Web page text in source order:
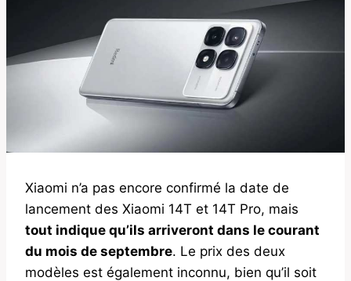
Xiaomi n’a pas encore confirmé la date de
lancement des Xiaomi 14T et 14T Pro, mais
tout indique qu’ils arriveront dans le courant
du mois de septembre. Le prix des deux
modèles est également inconnu, bien qu’il soit